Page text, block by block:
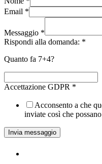
(cod.38AQ)
quantità
Email *
Messaggio *
Rispondi alla domanda: *
Quanto fa 7+4?
Accettazione GDPR *
Acconsento a che
inviate così che
Invia messaggio